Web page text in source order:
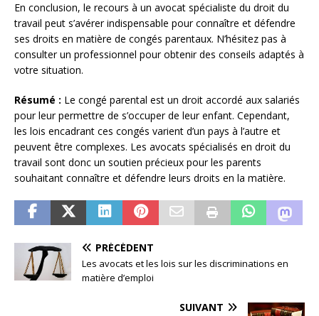
En conclusion, le recours à un avocat spécialiste du droit du
travail peut s’avérer indispensable pour connaître et défendre
ses droits en matière de congés parentaux. N’hésitez pas à
consulter un professionnel pour obtenir des conseils adaptés à
votre situation.
Résumé : Le congé parental est un droit accordé aux salariés
pour leur permettre de s’occuper de leur enfant. Cependant,
les lois encadrant ces congés varient d’un pays à l’autre et
peuvent être complexes. Les avocats spécialisés en droit du
travail sont donc un soutien précieux pour les parents
souhaitant connaître et défendre leurs droits en la matière.
PRÉCÉDENT
Les avocats et les lois sur les discriminations en
matière d’emploi
SUIVANT